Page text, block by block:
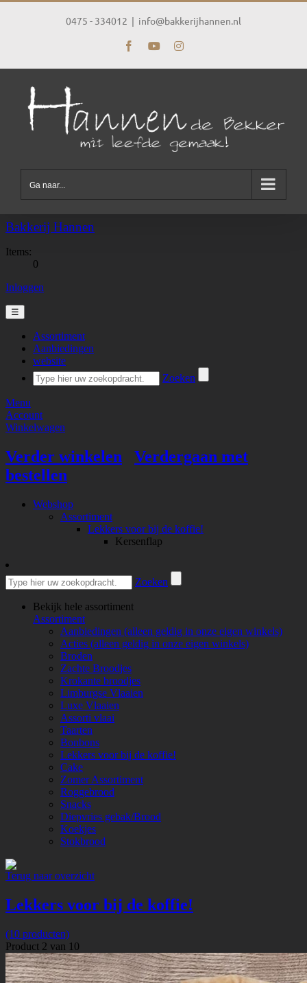
Ga
0475 - 334012 | info@bakkerijhannen.nl
FacebookYouTubeInstagram
Ga naar...